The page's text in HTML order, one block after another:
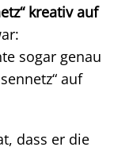
kreativ auf
sogar genau
auf
dass er die